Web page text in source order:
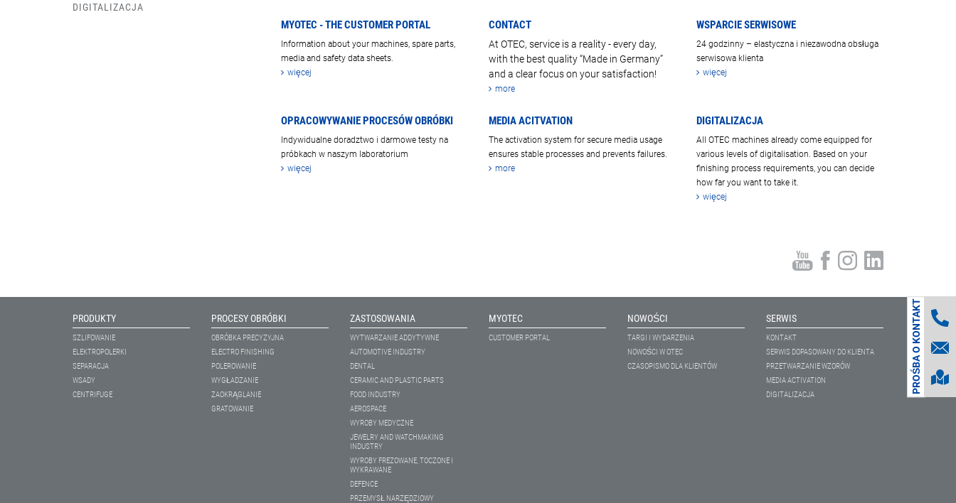
DIGITALIZACJA
MYOTEC - THE CUSTOMER PORTAL
Information about your machines, spare parts,
media and safety data sheets.
więcej
CONTACT
At OTEC, service is a reality - every day,
with the best quality “Made in Germany”
and a clear focus on your satisfaction!
more
WSPARCIE SERWISOWE
24 godzinny – elastyczna i niezawodna obsługa
serwisowa klienta
więcej
OPRACOWYWANIE PROCESÓW OBRÓBKI
Indywidualne doradztwo i darmowe testy na
próbkach w naszym laboratorium
więcej
MEDIA ACITVATION
The activation system for secure media usage
ensures stable processes and prevents failures.
more
DIGITALIZACJA
All OTEC machines already come equipped for
various levels of digitalisation. Based on your
finishing process requirements, you can decide
how far you want to take it.
więcej
PROŚBA O KONTAKT
PRODUKTY
SZLIFOWANIE
ELEKTROPOLERKI
SEPARACJA
WSADY
CENTRIFUGE
PROCESY OBRÓBKI
OBRÓBKA PRECYZYJNA
ELECTRO FINISHING
POLEROWANIE
WYGŁADZANIE
ZAOKRĄGLANIE
GRATOWANIE
ZASTOSOWANIA
WYTWARZANIE ADDYTYWNE
AUTOMOTIVE INDUSTRY
DENTAL
CERAMIC AND PLASTIC PARTS
FOOD INDUSTRY
AEROSPACE
WYROBY MEDYCZNE
JEWELRY AND WATCHMAKING
INDUSTRY
WYROBY FREZOWANE, TOCZONE I
WYKRAWANE
DEFENCE
PRZEMYSŁ NARZĘDZIOWY
MYOTEC
CUSTOMER PORTAL
NOWOŚCI
TARGI I WYDARZENIA
NOWOŚCI W OTEC
CZASOPISMO DLA KLIENTÓW
SERWIS
KONTAKT
SERWIS DOPASOWANY DO KLIENTA
PRZETWARZANIE WZORÓW
MEDIA ACTIVATION
DIGITALIZACJA